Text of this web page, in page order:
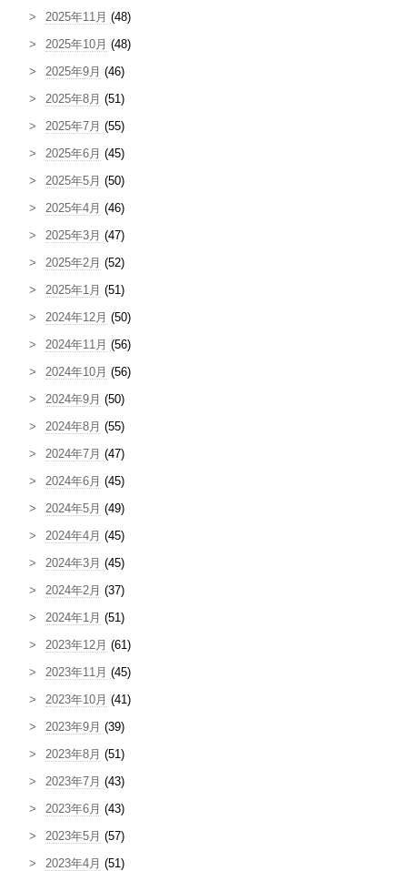
2025年11月 (48)
2025年10月 (48)
2025年9月 (46)
2025年8月 (51)
2025年7月 (55)
2025年6月 (45)
2025年5月 (50)
2025年4月 (46)
2025年3月 (47)
2025年2月 (52)
2025年1月 (51)
2024年12月 (50)
2024年11月 (56)
2024年10月 (56)
2024年9月 (50)
2024年8月 (55)
2024年7月 (47)
2024年6月 (45)
2024年5月 (49)
2024年4月 (45)
2024年3月 (45)
2024年2月 (37)
2024年1月 (51)
2023年12月 (61)
2023年11月 (45)
2023年10月 (41)
2023年9月 (39)
2023年8月 (51)
2023年7月 (43)
2023年6月 (43)
2023年5月 (57)
2023年4月 (51)